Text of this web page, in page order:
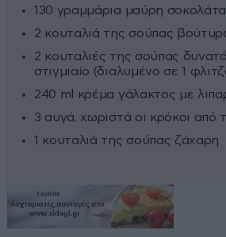
130 γραμμάρια μαύρη σοκολάτα
2 κουταλιά της σούπας
2 κουταλιές της σούπας
στιγμιαίο (διαλυμένο σε 1
240 ml κρέμα γάλακτος με
3 αυγά, χωριστά οι κρόκοι από
1 κουταλιά της σούπας ζάχαρη